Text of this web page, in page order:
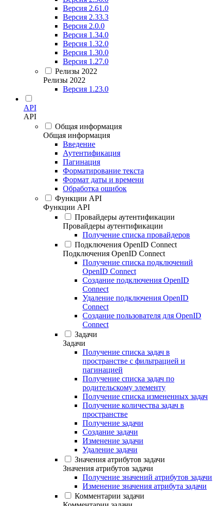
Версия 2.61.0
Версия 2.33.3
Версия 2.0.0
Версия 1.34.0
Версия 1.32.0
Версия 1.30.0
Версия 1.27.0
Релизы 2022
Релизы 2022
Версия 1.23.0
API
API
Общая информация
Общая информация
Введение
Аутентификация
Пагинация
Форматирование текста
Формат даты и времени
Обработка ошибок
Функции API
Функции API
Провайдеры аутентификации
Провайдеры аутентификации
Получение списка провайдеров
Подключения OpenID Connect
Подключения OpenID Connect
Получение списка подключений
OpenID Connect
Создание подключения OpenID
Connect
Удаление подключения OpenID
Connect
Создание пользователя для OpenID
Connect
Задачи
Задачи
Получение списка задач в
пространстве с фильтрацией и
пагинацией
Получение списка задач по
родительскому элементу
Получение списка измененных задач
Получение количества задач в
пространстве
Получение задачи
Создание задачи
Изменение задачи
Удаление задачи
Значения атрибутов задачи
Значения атрибутов задачи
Получение значений атрибутов задачи
Изменение значения атрибута задачи
Комментарии задачи